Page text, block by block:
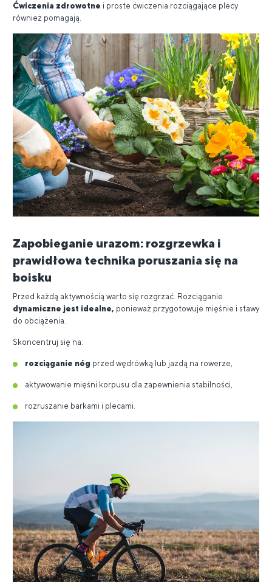
Ćwiczenia zdrowotne i proste ćwiczenia rozciągające plecy
również pomagają.
Zapobieganie urazom: rozgrzewka i
prawidłowa technika poruszania się na
boisku
Przed każdą aktywnością warto się rozgrzać. Rozciąganie
dynamiczne jest idealne, ponieważ przygotowuje mięśnie i stawy
do obciążenia.
Skoncentruj się na:
rozciąganie nóg przed wędrówką lub jazdą na rowerze,
aktywowanie mięśni korpusu dla zapewnienia stabilności,
rozruszanie barkami i plecami.